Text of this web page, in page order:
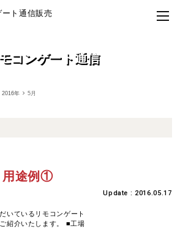
コンゲート通信
2016年 5月
用途例①
Update : 2016.05.17
いているリモコンゲート
紹介いたします。 ■工場